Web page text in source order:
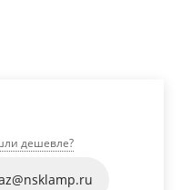
дешевле?